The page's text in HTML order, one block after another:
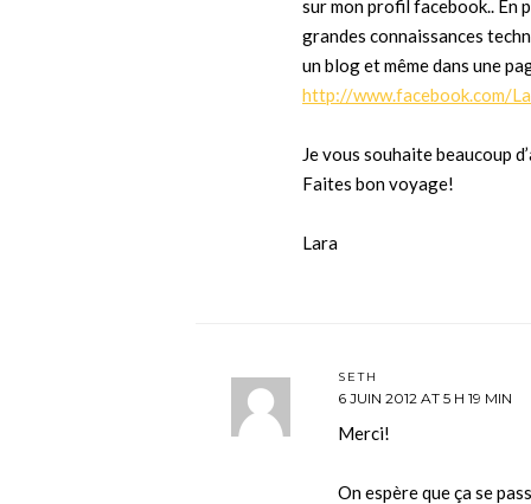
sur mon profil facebook.. En
grandes connaissances
un blog et même dans une
http://www.facebook.com/
Je vous souhaite beaucoup
Faites bon voyage!
Lara
SETH
6 JUIN 2012 AT 5 H 19 MIN
Merci!
On espère que ça se